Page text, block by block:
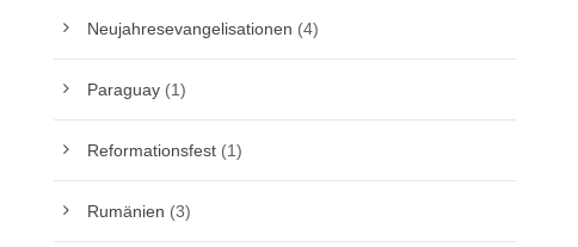
Neujahresevangelisationen (4)
Paraguay (1)
Reformationsfest (1)
Rumänien (3)